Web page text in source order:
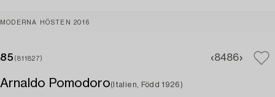
MODERNA HÖSTEN 2016
85 (811827) 8486
Arnaldo Pomodoro(Italien, Född 1926)